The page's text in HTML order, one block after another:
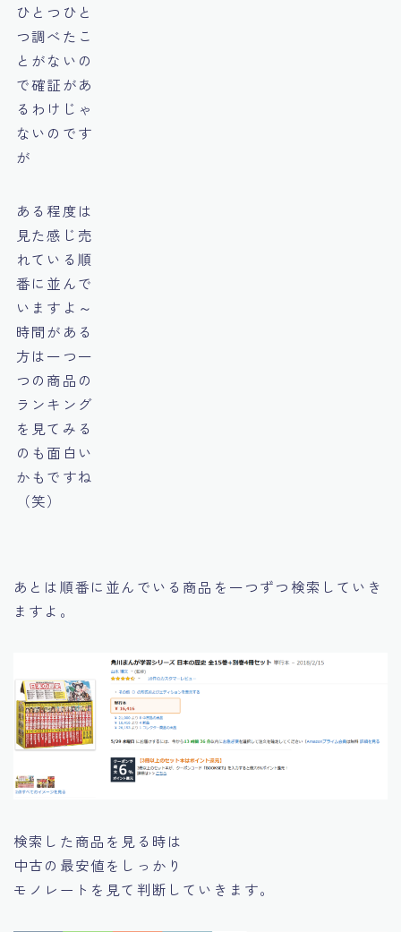
ひとつひと
つ調べたこ
とがないの
で確証があ
るわけじゃ
ないのです
が
ある程度は
見た感じ売
れている順
番に並んで
いますよ～
時間がある
方は一つ一
つの商品の
ランキング
を見てみる
のも面白い
かもですね
（笑）
あとは順番に並んでいる商品を一つずつ検索していき
ますよ。
検索した商品を見る時は
中古の最安値をしっかり
モノレートを見て判断していきます。